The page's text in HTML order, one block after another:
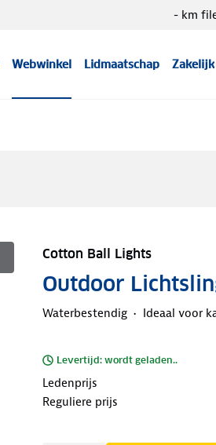
Webwinkel Lidmaatschap Zakelijk
- km
Cotton Ball Lights
Outdoor
Waterbestendig Ideaal voor
Levertijd: wordt geladen..
Ledenprijs
Reguliere prijs